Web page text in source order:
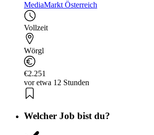
MediaMarkt Österreich
Vollzeit
Wörgl
€2.251
vor etwa 12 Stunden
Welcher Job bist du?